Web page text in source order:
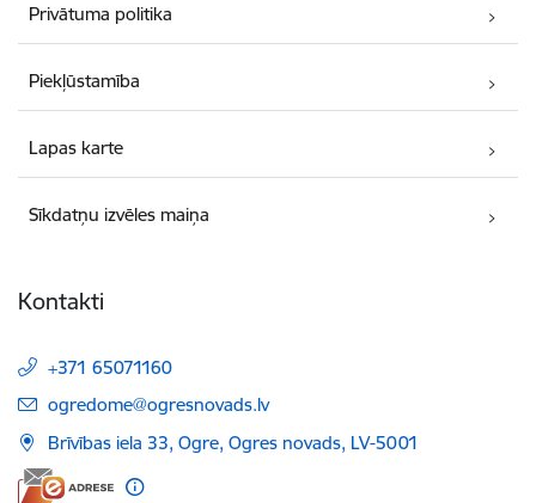
Privātuma politika
Piekļūstamība
Lapas karte
Sīkdatņu izvēles maiņa
Kontakti
+371 65071160
E-pasts:
ogredome@ogresnovads.lv
Brīvības iela 33, Ogre, Ogres novads, LV-5001